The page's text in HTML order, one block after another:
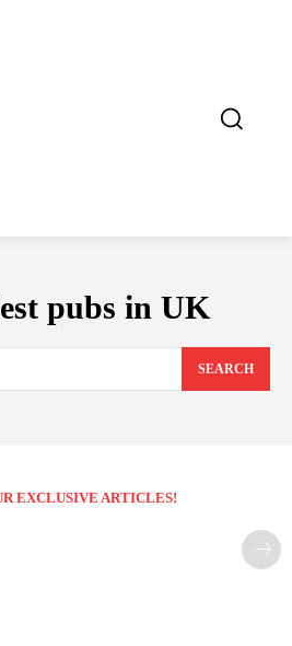
pubs in UK
SEARCH
EXCLUSIVE ARTICLES!